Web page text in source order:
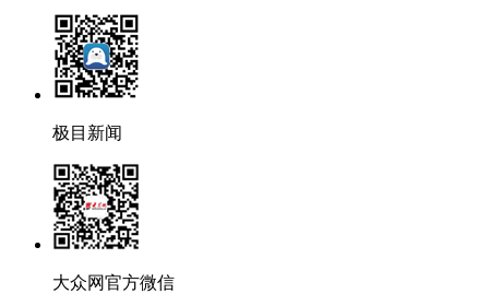
极目新闻
大众网官方微信